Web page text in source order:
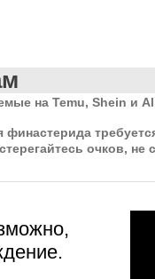
на Temu, Shein и
очков, не